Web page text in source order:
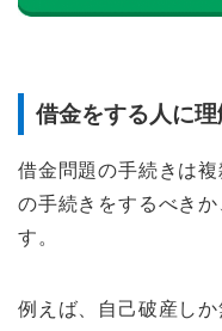
借金をする人に
借金問題の手続きは
の手続きをするべき
す。
例えば、自己破産し